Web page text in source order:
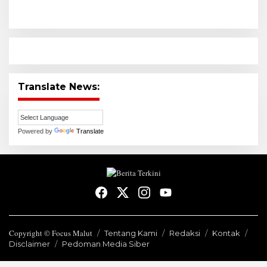
Translate News:
Powered by Translate
Copyright © Focus Malut Tentang Kami Redaksi
Kontak
Disclaimer
Pedoman Media Siber